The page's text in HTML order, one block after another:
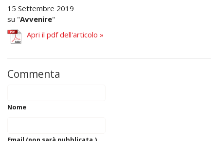
15 Settembre 2019
su "Avvenire"
Apri il pdf dell'articolo »
Commenta
Nome